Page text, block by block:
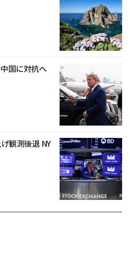
国に対抗へ
観測後退 NY